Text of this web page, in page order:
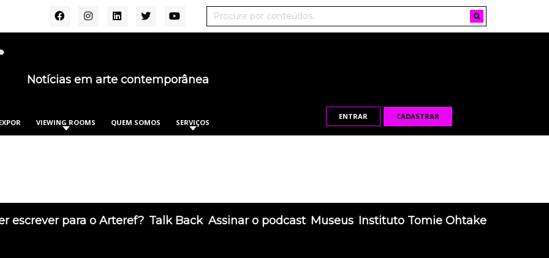
Notícias em arte contemporânea
VIEWING ROOMS QUEM SOMOS SERVIÇOS
ENTRAR CADASTRAR
escrever para o Arteref? Talk Back Assinar o podcast Museus Instituto Tomie Ohtake